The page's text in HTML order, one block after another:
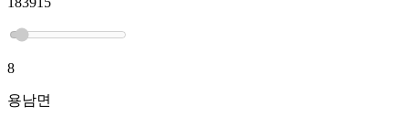
8
용남면